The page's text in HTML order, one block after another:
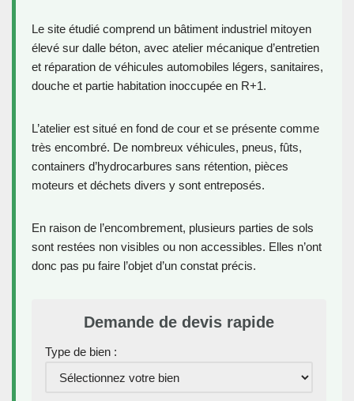
Le site étudié comprend un bâtiment industriel mitoyen
élevé sur dalle béton, avec atelier mécanique d’entretien
et réparation de véhicules automobiles légers, sanitaires,
douche et partie habitation inoccupée en R+1.
L’atelier est situé en fond de cour et se présente comme
très encombré. De nombreux véhicules, pneus, fûts,
containers d’hydrocarbures sans rétention, pièces
moteurs et déchets divers y sont entreposés.
En raison de l’encombrement, plusieurs parties de sols
sont restées non visibles ou non accessibles. Elles n’ont
donc pas pu faire l’objet d’un constat précis.
Demande de devis rapide
Type de bien :